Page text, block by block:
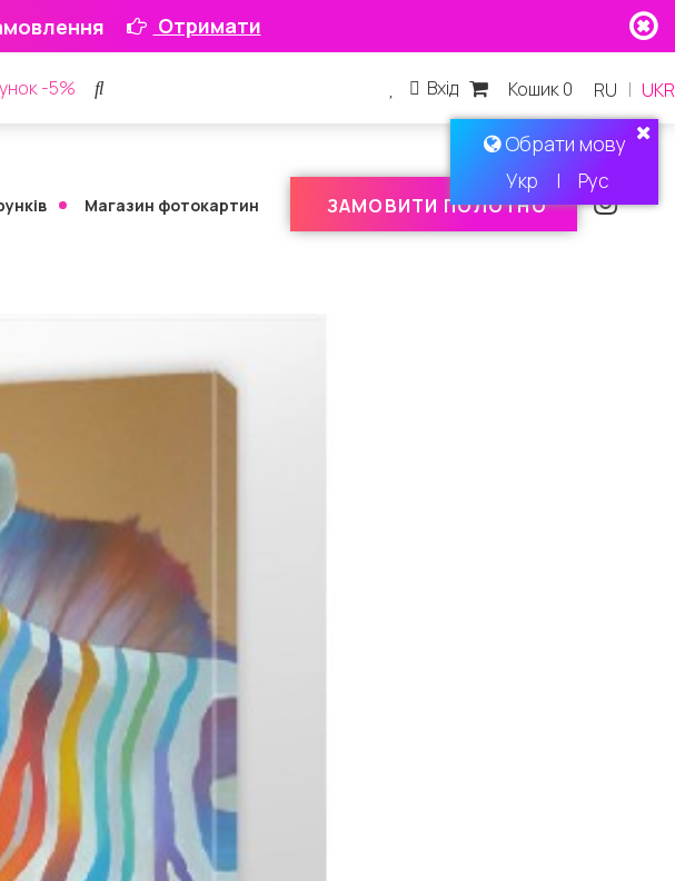
Отримати
Обрати мову
Укр | Рус
-5% RU | UKR
Кошик 0
Вхід
Магазин фотокартин ЗАМОВИТИ ПОЛОТНО